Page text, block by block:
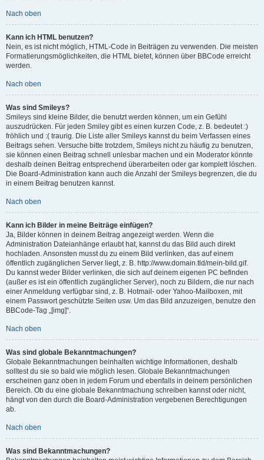
Nach oben
Kann ich HTML benutzen?
Nein, es ist nicht möglich, HTML-Code in Beiträgen zu verwenden. Die meisten
Formatierungsmöglichkeiten, die HTML bietet, können über BBCode erreicht
werden.
Nach oben
Was sind Smileys?
Smileys sind kleine Bilder, die benutzt werden können, um ein Gefühl
auszudrücken. Für jeden Smiley gibt es einen kurzen Code, z. B. bedeutet :)
fröhlich und :( traurig. Die Liste aller Smileys kannst du beim Verfassen eines
Beitrags sehen. Versuche bitte trotzdem, Smileys nicht zu häufig zu benutzen,
sie können einen Beitrag schnell unlesbar machen und ein Moderator könnte
deshalb deinen Beitrag entsprechend überarbeiten oder gar komplett löschen.
Die Board-Administration kann auch die Anzahl der Smileys begrenzen, die du
in einem Beitrag benutzen kannst.
Nach oben
Kann ich Bilder in meine Beiträge einfügen?
Ja, Bilder können in deinem Beitrag angezeigt werden. Wenn die
Administration Dateianhänge erlaubt hat, kannst du das Bild auch direkt
hochladen. Ansonsten musst du zu einem Bild verlinken, das auf einem
öffentlich zugänglichen Server liegt, z. B. http://www.domain.tld/mein-bild.gif.
Du kannst weder Bilder verlinken, die sich auf deinem eigenen PC befinden
(außer es ist ein öffentlich zugänglicher Server), noch zu Bildern, die nur nach
einer Anmeldung verfügbar sind, z. B. Hotmail- oder Yahoo-Mailboxen, mit
einem Passwort geschützte Seiten usw. Um das Bild anzuzeigen, benutze den
BBCode-Tag „[img]“.
Nach oben
Was sind globale Bekanntmachungen?
Globale Bekanntmachungen beinhalten wichtige Informationen, deshalb
solltest du sie so bald wie möglich lesen. Globale Bekanntmachungen
erscheinen ganz oben in jedem Forum und ebenfalls in deinem persönlichen
Bereich. Ob du eine globale Bekanntmachung schreiben kannst oder nicht,
hängt von den durch die Board-Administration vergebenen Berechtigungen
ab.
Nach oben
Was sind Bekanntmachungen?